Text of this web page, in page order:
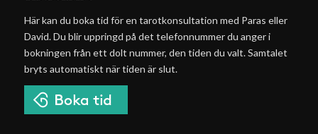
Här kan du boka tid för en tarotkonsultation med Paras eller
David. Du blir uppringd på det telefonnummer du anger i
bokningen från ett dolt nummer, den tiden du valt. Samtalet
bryts automatiskt när tiden är slut.